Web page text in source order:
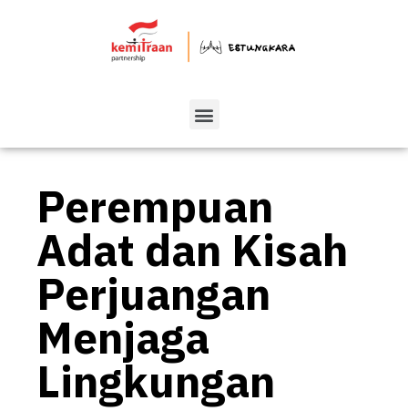
Perempuan
Adat dan Kisah
Perjuangan
Menjaga
Lingkungan